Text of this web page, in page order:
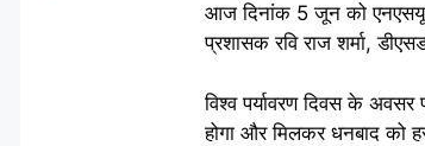
आज दिनांक 5 जून को एनएसयूआई
प्रशासक रवि राज शर्मा,
विश्व पर्यावरण दिवस के
होगा और मिलकर धनबाद को